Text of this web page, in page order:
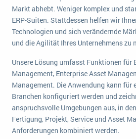
Logistik
Produktion
Immobilien
Textil und Mode
Vermietung
Versorgung
wichtigsten Punkte, die es
Service Level Agreements (SLA) und ERP:
Digitale Arbeitsaufträge in Ihrem ERP- oder FSM-
MEHR ÜBER ERP-SOFTWARE
ERP News
Markt abhebt. Weniger komplex und
ERP-Suiten. Stattdessen helfen wir
Technologien und sich verändernde
und die Agilität Ihres Unternehmens zu
Unsere Lösung umfasst Funktionen für
Management, Enterprise Asset
Management. Die Anwendung kann für
Branchen konfiguriert werden und
anspruchsvolle Umgebungen aus, in
Fertigung, Projekt, Service und Asset
Anforderungen kombiniert werden.